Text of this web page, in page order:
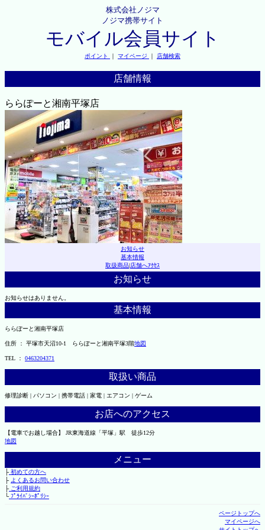
株式会社ノジマ
ノジマ携帯サイト
モバイル会員サイト
ポイント ｜ マイページ ｜ 店舗検索
店舗情報
ららぽーと湘南平塚店
お知らせ
基本情報
取扱商品|店舗へｱｸｾｽ
お知らせ
お知らせはありません。
基本情報
ららぽーと湘南平塚店
住所 ： 平塚市天沼10-1 ららぽーと湘南平塚3階地図
TEL ： 0463204371
取扱い商品
修理診断 | パソコン | 携帯電話 | 家電 | エアコン | ゲーム
お店へのアクセス
【電車でお越し場合】 JR東海道線「平塚」駅 徒歩12分
地図
メニュー
├初めての方へ
├ よくあるお問い合わせ
├ご利用規約
└ﾌﾟﾗｲﾊﾞｼｰﾎﾟﾘｼｰ
ページトップへ
マイページへ